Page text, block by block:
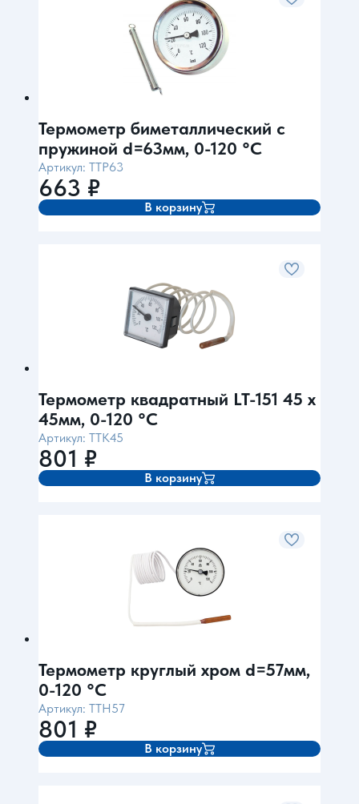
Термометр биметаллический с
пружиной d=63мм, 0-120 °С
Артикул: TTP63
663 ₽
В корзину
Термометр квадратный LT-151 45 х
45мм, 0-120 °С
Артикул: TTK45
801 ₽
В корзину
Термометр круглый хром d=57мм,
0-120 °С
Артикул: TTH57
801 ₽
В корзину